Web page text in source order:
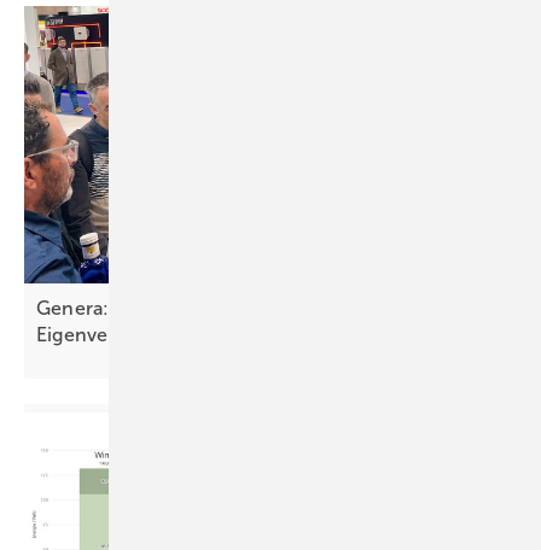
Genera: Branche erwartet neue Impulse für
Eigenverbrauch und